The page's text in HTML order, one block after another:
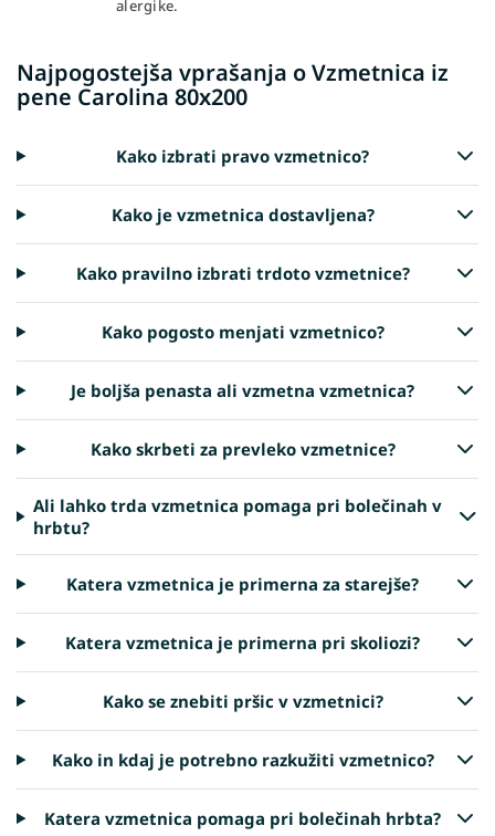
alergike.
Najpogostejša vprašanja o Vzmetnica iz
pene Carolina 80x200
Kako izbrati pravo vzmetnico?
Kako je vzmetnica dostavljena?
Kako pravilno izbrati trdoto vzmetnice?
Kako pogosto menjati vzmetnico?
Je boljša penasta ali vzmetna vzmetnica?
Kako skrbeti za prevleko vzmetnice?
Ali lahko trda vzmetnica pomaga pri bolečinah v
hrbtu?
Katera vzmetnica je primerna za starejše?
Katera vzmetnica je primerna pri skoliozi?
Kako se znebiti pršic v vzmetnici?
Kako in kdaj je potrebno razkužiti vzmetnico?
Katera vzmetnica pomaga pri bolečinah hrbta?